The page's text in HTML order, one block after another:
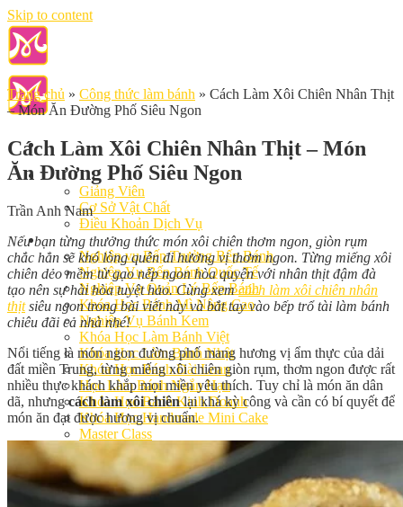
Skip to content
Giới Thiệu
Giảng Viên
Cơ Sở Vật Chất
Điều Khoản Dịch Vụ
Học Làm Bánh
Nghiệp vụ Bếp Trưởng Bếp Bánh
Nghiệp Vụ Bếp Bánh Quốc Tế
Nghiệp Vụ Quản Lý Bếp Bánh
Khóa Học Bánh Mì Nâng Cao
Nghiệp Vụ Bánh Kem
Khóa Học Làm Bánh Việt
Khóa Học Làm Bánh Nhật
Khóa Học Bánh Đài Loan
Học Làm Bánh Ngắn Hạn
Khóa Học Bánh Kinh Doanh
Khóa Học Handmade Mini Cake
Master Class
Chuyên Đề
Khai Giảng
Lịch học – Lịch thi
Đăng Ký Học
Trang chủ » Công thức làm bánh » Cách Làm Xôi Chiên Nhân Thịt
– Món Ăn Đường Phố Siêu Ngon
Cách Làm Xôi Chiên Nhân Thịt – Món
Ăn Đường Phố Siêu Ngon
Trần Anh Nam
Nếu bạn từng thưởng thức món xôi chiên thơm ngon, giòn rụm
chắc hẳn sẽ khó lòng quên đi hương vị thơm ngon. Từng miếng xôi
chiên dẻo mềm từ gạo nếp ngon hòa quyện với nhân thịt đậm đà
tạo nên sự hài hòa tuyệt hảo. Cùng xemcách làm xôi chiên nhân
thịtsiêu ngon trong bài viết này và bắt tay vào bếp trổ tài làm bánh
chiêu đãi cả nhà nhé!
Nổi tiếng là món ngon đường phố mang hương vị ẩm thực của dải
đất miền Trung, từng miếng xôi chiên giòn rụm, thơm ngon được rất
nhiều thực khách khắp mọi miền yêu thích. Tuy chỉ là món ăn dân
dã, nhưngcách làm xôi chiênlại khá kỳ công và cần có bí quyết để
món ăn đạt được hương vị chuẩn.